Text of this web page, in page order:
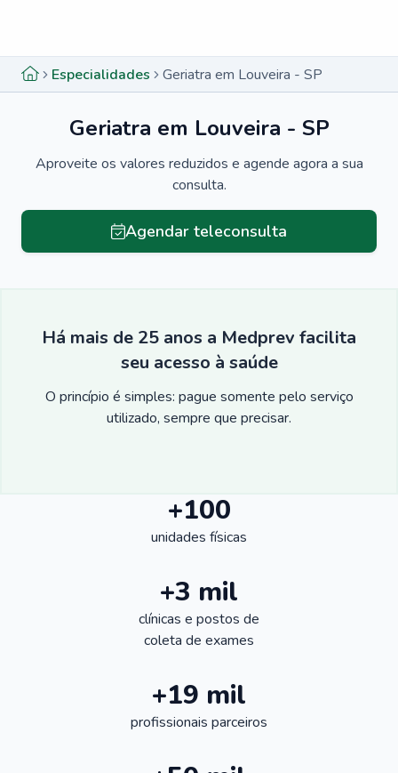
Especialidades Geriatra em Louveira - SP
Geriatra em Louveira - SP
Aproveite os valores reduzidos e agende agora a sua
consulta.
Agendar teleconsulta
Há mais de 25 anos a Medprev facilita
seu acesso à saúde
O princípio é simples: pague somente pelo serviço
utilizado, sempre que precisar.
+100
unidades físicas
+3 mil
clínicas e postos de
coleta de exames
+19 mil
profissionais parceiros